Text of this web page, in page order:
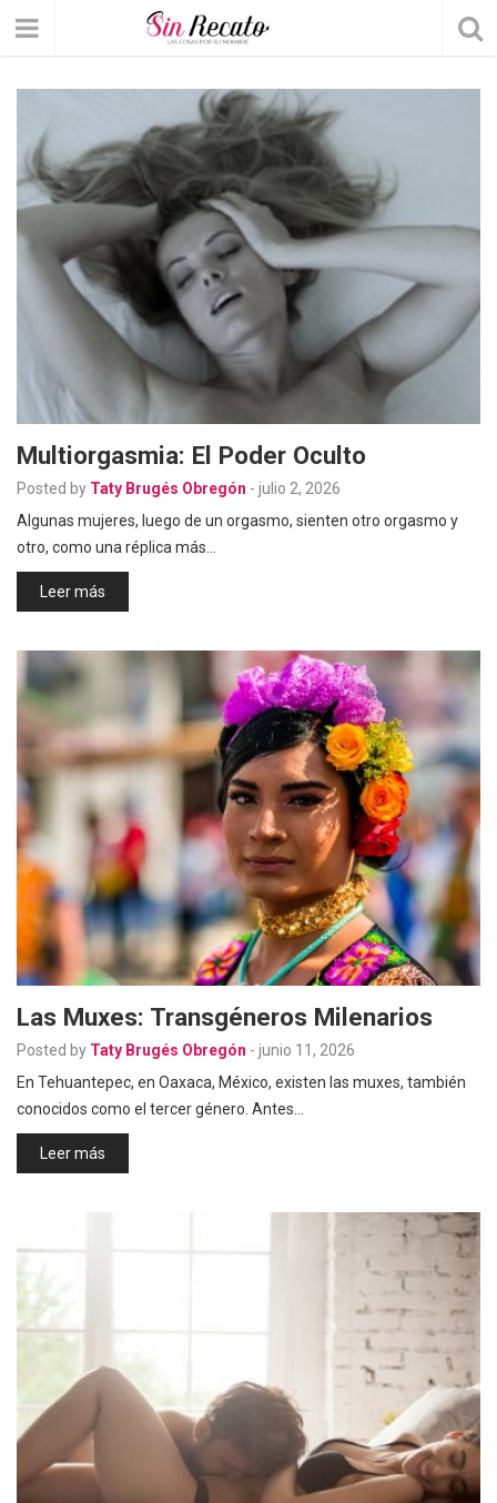
Multiorgasmia: El Poder Oculto
Posted by Taty Brugés Obregón - julio 2, 2026
Algunas mujeres, luego de un orgasmo, sienten otro orgasmo y
otro, como una réplica más…
Leer más
Las Muxes: Transgéneros Milenarios
Posted by Taty Brugés Obregón - junio 11, 2026
En Tehuantepec, en Oaxaca, México, existen las muxes, también
conocidos como el tercer género. Antes…
Leer más